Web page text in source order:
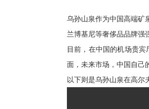
乌孙山泉作为中国高端矿
兰博基尼等奢侈品品牌强
目前，在中国的机场贵
面，未来市场，中国自己
以下则是乌孙山泉在高尔